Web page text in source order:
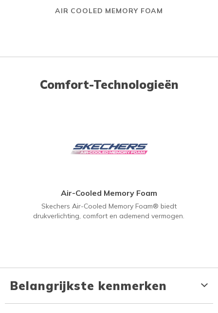
AIR COOLED MEMORY FOAM
Comfort-Technologieën
Air-Cooled Memory Foam
Skechers Air-Cooled Memory Foam® biedt
drukverlichting, comfort en ademend vermogen.
Belangrijkste kenmerken